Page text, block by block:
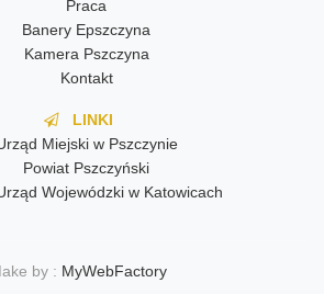
Praca
Banery Epszczyna
Kamera Pszczyna
Kontakt
LINKI
Miejski w Pszczynie
Powiat Pszczyński
Wojewódzki w Katowicach
by : MyWebFactory